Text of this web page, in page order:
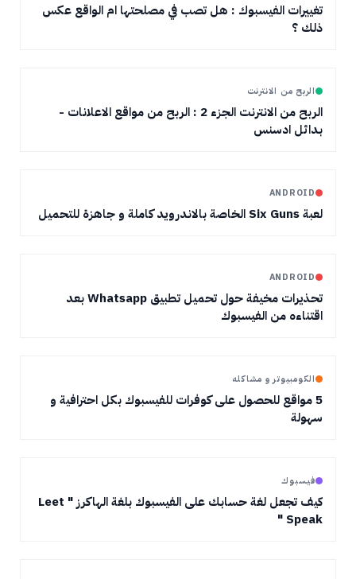
تغييرات الفيسبوك : هل تصب في مصلحتها ام الواقع عكس
ذلك ؟
الربح من الانترنت
الربح من الانترنت الجزء 2 : الربح من مواقع الاعلانات -
بدائل ادسنس
ANDROID
لعبة Six Guns الخاصة بالاندرويد كاملة و جاهزة للتحميل
ANDROID
تحذيرات مخيفة حول تحميل تطبيق Whatsapp بعد
اقتناءه من الفيسبوك
الكومبيوتر و مشاكله
5 مواقع للحصول على كوفرات للفيسبوك بكل احترافية و
سهولة
فيسبوك
كيف تجعل لغة حسابك على الفيسبوك بلغة الهاكرز " Leet
Speak "